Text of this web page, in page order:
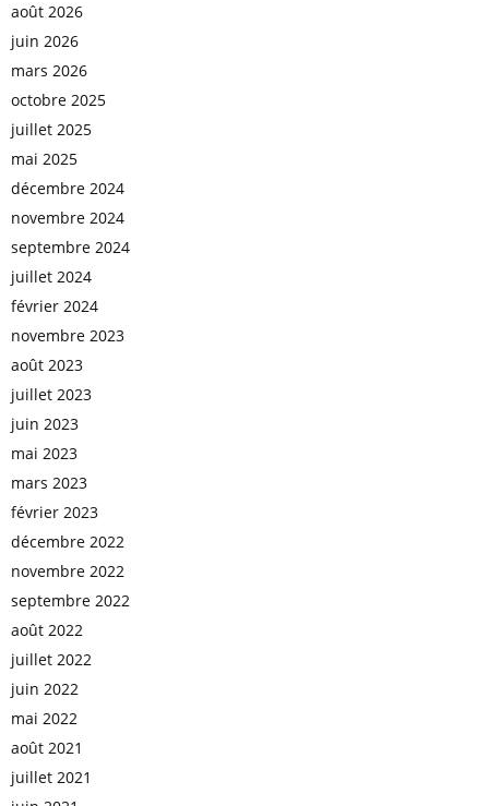
août 2026
juin 2026
mars 2026
octobre 2025
juillet 2025
mai 2025
décembre 2024
novembre 2024
septembre 2024
juillet 2024
février 2024
novembre 2023
août 2023
juillet 2023
juin 2023
mai 2023
mars 2023
février 2023
décembre 2022
novembre 2022
septembre 2022
août 2022
juillet 2022
juin 2022
mai 2022
août 2021
juillet 2021